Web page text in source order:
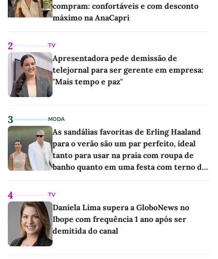
compram: confortáveis e com desconto
máximo na AnaCapri
2 TV
Apresentadora pede demissão de
telejornal para ser gerente em empresa:
"Mais tempo e paz"
3 MODA
As sandálias favoritas de Erling Haaland
para o verão são um par perfeito, ideal
tanto para usar na praia com roupa de
banho quanto em uma festa com terno de
4 TV
Daniela Lima supera a GloboNews no
Ibope com frequência 1 ano após ser
demitida do canal